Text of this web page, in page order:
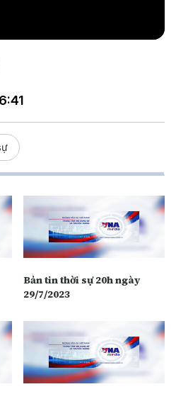
Video
Bản tin thời sự 20h ngày
29/7/2023